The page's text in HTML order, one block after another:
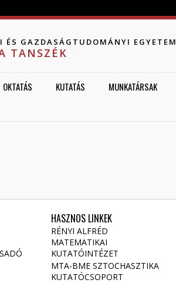
ÉS GAZDASÁGTUDOMÁNYI EGYETEM
TANSZÉK
OKTATÁS KUTATÁS MUNKATÁRSAK
HASZNOS LINKEK
RÉNYI ALFRÉD
MATEMATIKAI
KUTATÓINTÉZET
MTA-BME SZTOCHASZTIKA
KUTATÓCSOPORT